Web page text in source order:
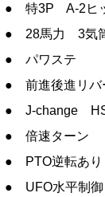
● 特3P A-2ヒ
● 28馬力 3気筒
● パワステ
● 前進後進リバ
● J-change
● 倍速ターン
● PTO逆転あり
● UFO水平制御